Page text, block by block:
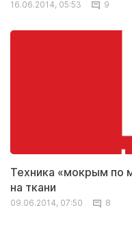
16.06.2014, 05:53 9
Техника «мокрым по
на ткани
09.06.2014, 07:50 8